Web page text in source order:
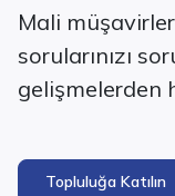
Mali
sorularınızı
gelişmelerden
Topluluğa Katılın